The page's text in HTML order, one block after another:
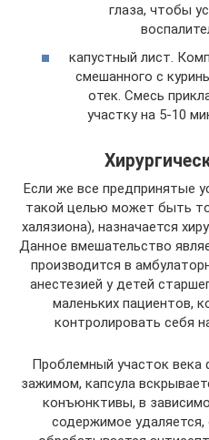
глаза, чтобы
капустный лист.
смешанного с
отек. Смесь
участку на 5-10
Если же все предпринятые
такой целью может быть
халязиона), назначается
Данное вмешательство
производится в
анестезией у детей
маленьких пациентов,
контролировать себя
Проблемный участок века
зажимом, капсула
конъюнктивы, в
содержимое